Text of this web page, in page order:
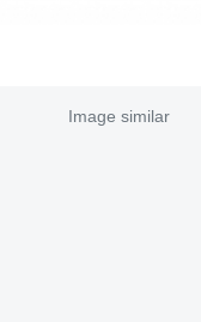
Image similar